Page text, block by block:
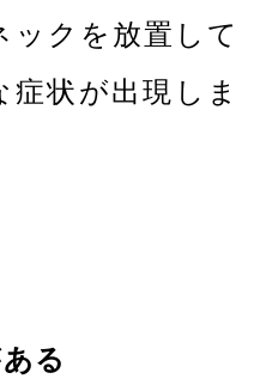
ックを放置して
状が出現しま
る